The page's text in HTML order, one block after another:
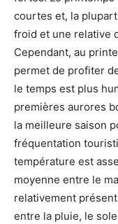
courtes et, la
froid et une relative
Cependant, au
permet de profiter
le temps est plus
premières aurores
la meilleure saison
fréquentation
température est
moyenne entre le
relativement
entre la pluie, le